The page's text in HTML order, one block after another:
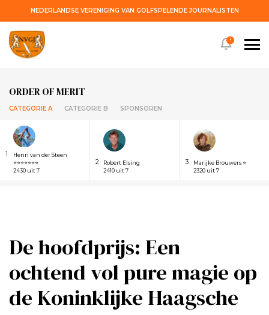
NEDERLANDSE VERENIGING VAN GOLFSPELENDE JOURNALISTEN
ORDER OF MERIT
CATEGORIE A CATEGORIE B SPONSOREN
1
Henri van der Steen
⭐⭐⭐⭐⭐⭐⭐
2430 uit 7
2
Robert Elsing
2410 uit 7
3
Marijke Brouwers ⭐
2320 uit 7
!
De hoofdprijs: Een
ochtend vol pure magie op
de Koninklijke Haagsche